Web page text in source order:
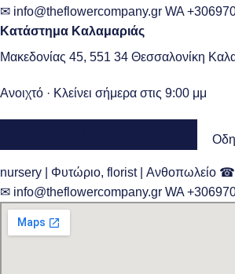
✉ info@theflowercompany.gr WA
Κατάστημα Καλαμαριάς
Μακεδονίας 45, 551 34 Θεσσαλονίκη
Ανοιχτό · Κλείνει σήμερα στις 9:00 μμ
nursery | Φυτώριο, florist | Ανθοπωλείο ☎
✉ info@theflowercompany.gr WA